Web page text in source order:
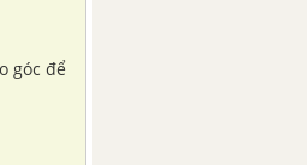
góc để